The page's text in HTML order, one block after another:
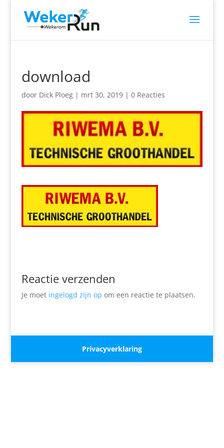
download
door Dick Ploeg| mrt 30, 2019| 0 Reacties
Reactie verzenden
Je moet ingelogd zijn op om een reactie te plaatsen.
Privacyverklaring